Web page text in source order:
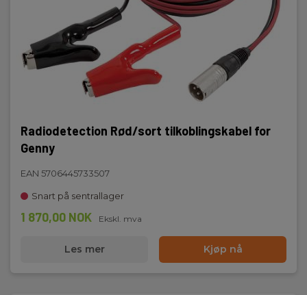
Radiodetection Rød/sort tilkoblingskabel for
Genny
EAN 5706445733507
Snart på sentrallager
1 870,00 NOK Ekskl. mva
Les mer Kjøp nå